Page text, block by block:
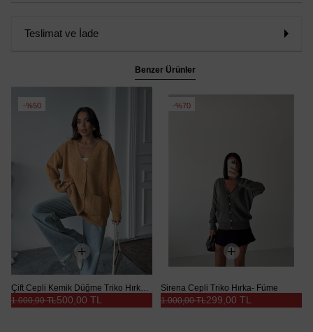
Teslimat ve İade
Benzer Ürünler
%50
Çift Cepli Kemik Düğme Triko Hırka Hardal - Hardal
500,00 TL
1.000,00 TL
%70
Sirena Cepli Triko Hırka- Füme
299,00 TL
1.000,00 TL